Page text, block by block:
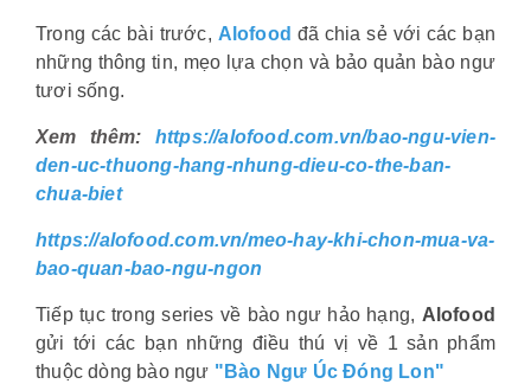
Trong các bài trước, Alofood đã chia sẻ với các bạn
những thông tin, mẹo lựa chọn và bảo quản bào ngư
tươi sống.
Xem thêm: https://alofood.com.vn/bao-ngu-vien-
den-uc-thuong-hang-nhung-dieu-co-the-ban-
chua-biet
https://alofood.com.vn/meo-hay-khi-chon-mua-va-
bao-quan-bao-ngu-ngon
Tiếp tục trong series về bào ngư hảo hạng, Alofood
gửi tới các bạn những điều thú vị về 1 sản phẩm
thuộc dòng bào ngư "Bào Ngư Úc Đóng Lon"